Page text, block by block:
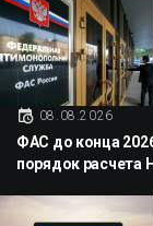
08.08.2026
ФАС до конца
порядок расчета